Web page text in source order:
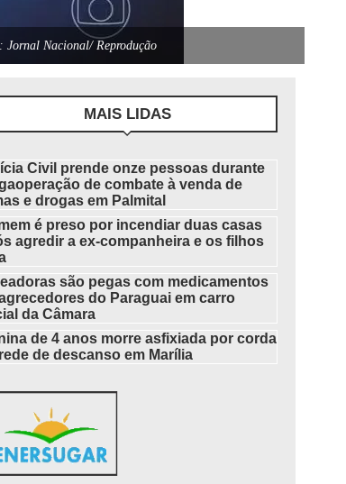
Jornal Nacional/ Reprodução
MAIS LIDAS
Civil prende onze pessoas durante
de combate à venda de
e drogas em Palmital
é preso por incendiar duas casas
agredir a ex-companheira e os filhos
são pegas com medicamentos
do Paraguai em carro
da Câmara
de 4 anos morre asfixiada por corda
de descanso em Marília